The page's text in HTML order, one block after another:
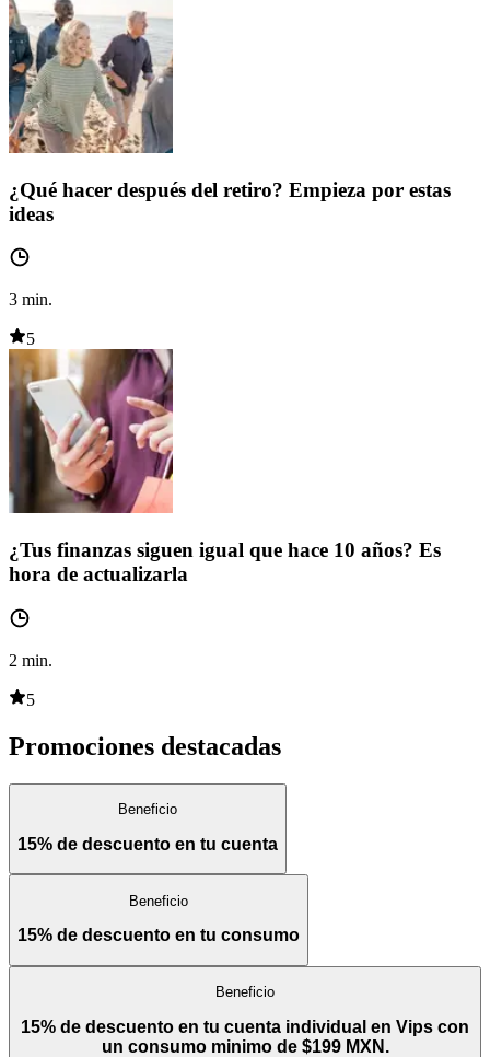
¿Qué hacer después del retiro? Empieza por estas
ideas
3 min.
5
¿Tus finanzas siguen igual que hace 10 años? Es
hora de actualizarla
2 min.
5
Promociones destacadas
Beneficio
15% de descuento en tu cuenta
Beneficio
15% de descuento en tu consumo
Beneficio
15% de descuento en tu cuenta individual en Vips con
un consumo minimo de $199 MXN.